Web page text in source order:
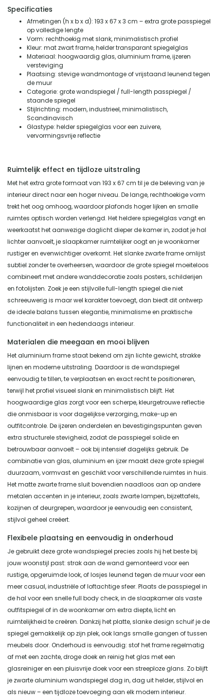
Specificaties
Afmetingen (h x b x d): 193 x 67 x 3 cm – extra grote passpiegel
op volledige lengte
Vorm: rechthoekig met slank, minimalistisch profiel
Kleur: mat zwart frame, helder transparant spiegelglas
Materiaal: hoogwaardig glas, aluminium frame, ijzeren
versteviging
Plaatsing: stevige wandmontage of vrijstaand leunend tegen
de muur
Categorie: grote wandspiegel / full-length passpiegel /
staande spiegel
Stijlrichting: modern, industrieel, minimalistisch,
Scandinavisch
Glastype: helder spiegelglas voor een zuivere,
vervormingsvrije reflectie
Ruimtelijk effect en tijdloze uitstraling
Met het extra grote formaat van 193 x 67 cm til je de beleving van je
interieur direct naar een hoger niveau. De lange, rechthoekige vorm
trekt het oog omhoog, waardoor plafonds hoger lijken en smalle
ruimtes optisch worden verlengd. Het heldere spiegelglas vangt en
weerkaatst het aanwezige daglicht dieper de kamer in, zodat je hal
lichter aanvoelt, je slaapkamer ruimtelijker oogt en je woonkamer
rustiger en evenwichtiger overkomt. Het slanke zwarte frame omlijst
subtiel zonder te overheersen, waardoor de grote spiegel moeiteloos
combineert met andere wanddecoratie zoals posters, schilderijen
en fotolijsten. Zoek je een stijlvolle full-length spiegel die niet
schreeuwerig is maar wel karakter toevoegt, dan biedt dit ontwerp
de ideale balans tussen elegantie, minimalisme en praktische
functionaliteit in een hedendaags interieur.
Materialen die meegaan en mooi blijven
Het aluminium frame staat bekend om zijn lichte gewicht, strakke
lijnen en moderne uitstraling. Daardoor is de wandspiegel
eenvoudig te tillen, te verplaatsen en exact recht te positioneren,
terwijl het profiel visueel slank en minimalistisch blijft. Het
hoogwaardige glas zorgt voor een scherpe, kleurgetrouwe reflectie
die onmisbaar is voor dagelijkse verzorging, make-up en
outfitcontrole. De ijzeren onderdelen en bevestigingspunten geven
extra structurele stevigheid, zodat de passpiegel solide en
betrouwbaar aanvoelt – ook bij intensief dagelijks gebruik. De
combinatie van glas, aluminium en ijzer maakt deze grote spiegel
duurzaam, vormvast en geschikt voor verschillende ruimtes in huis.
Het matte zwarte frame sluit bovendien naadloos aan op andere
metalen accenten in je interieur, zoals zwarte lampen, bijzettafels,
kozijnen of deurgrepen, waardoor je eenvoudig een consistent,
stijlvol geheel creëert.
Flexibele plaatsing en eenvoudig in onderhoud
Je gebruikt deze grote wandspiegel precies zoals hij het beste bij
jouw woonstijl past: strak aan de wand gemonteerd voor een
rustige, opgeruimde look, of losjes leunend tegen de muur voor een
meer casual, industriële of loftachtige sfeer. Plaats de passpiegel in
de hal voor een snelle full body check, in de slaapkamer als vaste
outfitspiegel of in de woonkamer om extra diepte, licht en
ruimtelijkheid te creëren. Dankzij het platte, slanke design schuif je de
spiegel gemakkelijk op zijn plek, ook langs smalle gangen of tussen
meubels door. Onderhoud is eenvoudig: stof het frame regelmatig
af met een zachte, droge doek en reinig het glas met een
glasreiniger en een pluisvrije doek voor een streeploze glans. Zo blijft
je zwarte aluminium wandspiegel dag in, dag uit helder, stijlvol en
als nieuw – een tijdloze toevoeging aan elk modern interieur.